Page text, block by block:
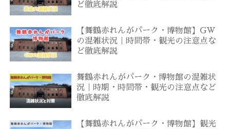
ど徹底解説
【舞鶴赤れんがパーク・博物館】GW
の混雑状況｜時間帯・観光の注意点な
ど徹底解説
舞鶴赤れんがパーク・博物館の混雑状
況｜時期・時間帯・観光の注意点など
徹底解説
【舞鶴赤れんがパーク・博物館】観光